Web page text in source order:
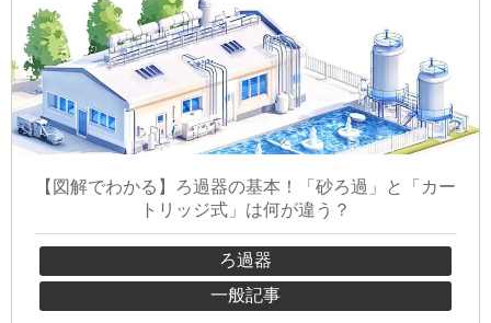
【図解でわかる】ろ過器の基本！「砂ろ過」と「カー
トリッジ式」は何が違う？
ろ過器
一般記事